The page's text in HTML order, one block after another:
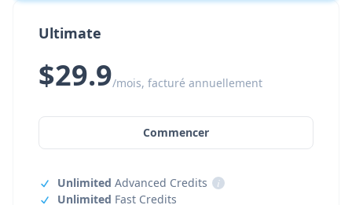
Ultimate
$29.9/mois, facturé annuellement
Commencer
Unlimited Advanced Credits
i
Unlimited Fast Credits